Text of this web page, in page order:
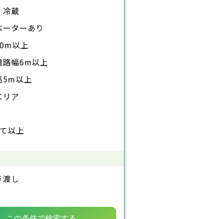
冷蔵
ターあり
以上
路幅6m以上
5m以上
リア
以上
し